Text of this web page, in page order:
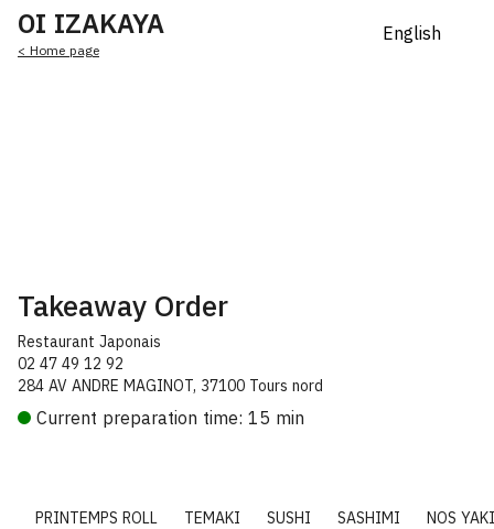
OI IZAKAYA
< Home page
Takeaway Order
Restaurant Japonais
02 47 49 12 92
284 AV ANDRE MAGINOT, 37100 Tours nord
Current preparation time: 15 min
PRINTEMPS ROLL TEMAKI SUSHI SASHIMI NOS